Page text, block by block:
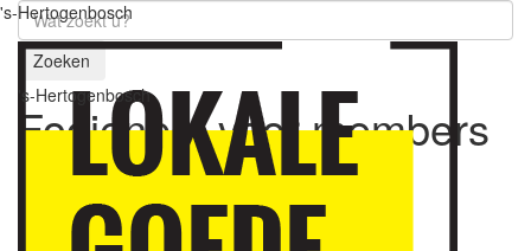
's-Hertogenbosch
's-Hertogenbosch
Zoeken
Fooienpot voor members
Quiet Community19
augustus 2020